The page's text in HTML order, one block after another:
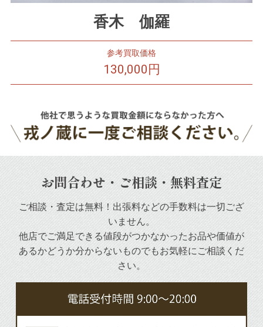
香木 伽羅
参考買取価格
130,000円
お問合わせ・ご相談・無料査定
ご相談・査定は無料！出張料などの手数料は一切ござ
いません。
他店でご満足できる値段がつかなかったお品や価値が
あるかどうか分からないものでもお気軽にご相談くだ
さい。